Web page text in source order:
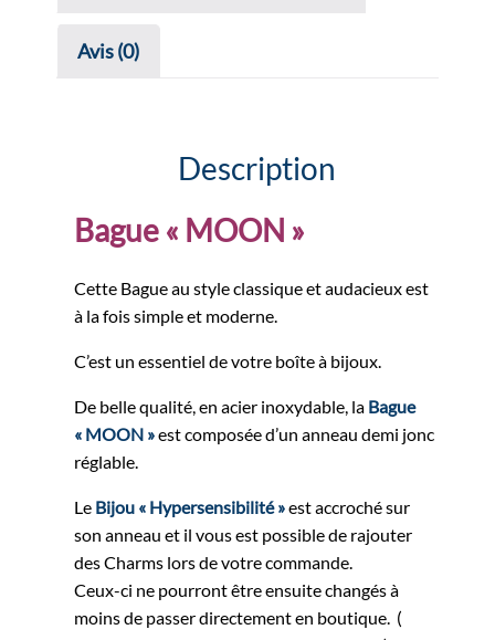
Avis (0)
Description
Bague « MOON »
Cette Bague au style classique et audacieux est
à la fois simple et moderne.
C’est un essentiel de votre boîte à bijoux.
De belle qualité, en acier inoxydable, la Bague
« MOON »est composée d’un anneau demi jonc
réglable.
Le Bijou « Hypersensibilité »est accroché sur
son anneau et il vous est possible de rajouter
des Charms lors de votre commande.
Ceux-ci ne pourront être ensuite changés à
moins de passer directement en boutique. (